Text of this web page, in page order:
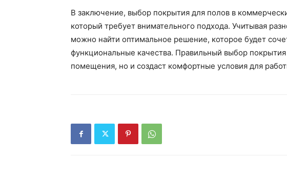
В заключение, выбор покрытия для полов в
который требует внимательного подхода. Учитывая
можно найти оптимальное решение, которое будет
функциональные качества. Правильный выбор
помещения, но и создаст комфортные условия для